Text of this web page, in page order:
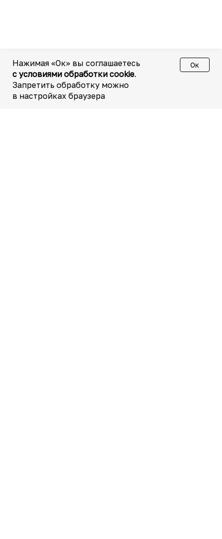
Нажимая «Ок» вы соглашаетесь
с условиями обработки cookie.
Запретить обработку можно
в настройках браузера
Ок